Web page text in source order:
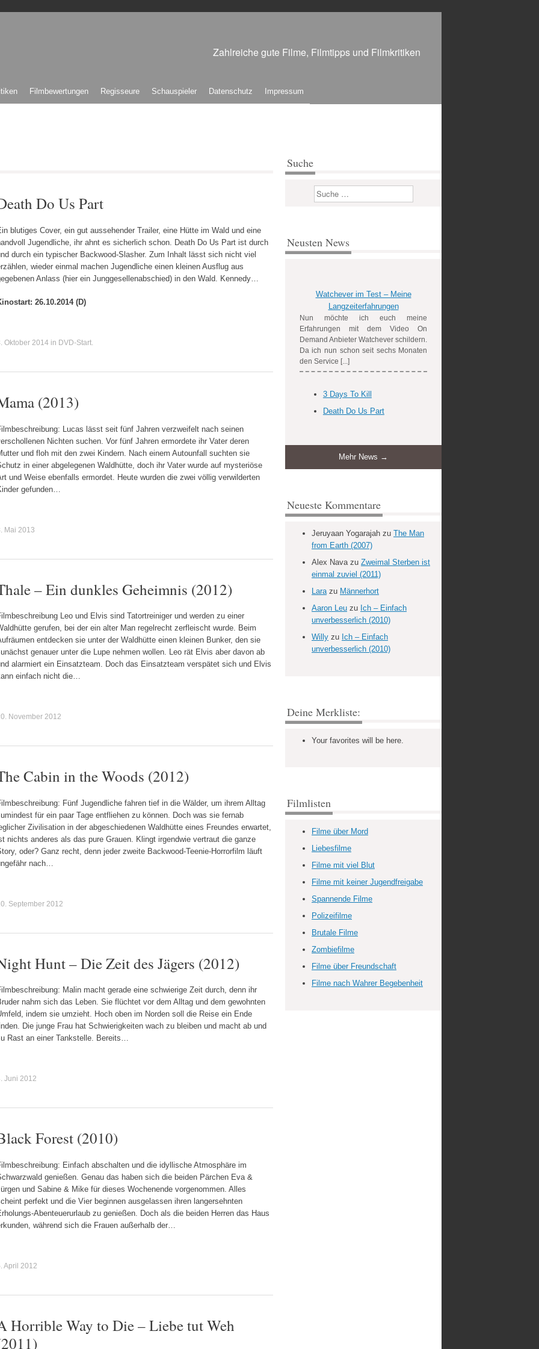
Zahlreiche gute Filme, Filmtipps und Filmkritiken
Filmbewertungen Regisseure Schauspieler Datenschutz Impressum
Do Us Part
blutiges Cover, ein gut aussehender Trailer, eine Hütte im Wald und eine
Jugendliche, ihr ahnt es sicherlich schon. Death Do Us Part ist durch
durch ein typischer Backwood-Slasher. Zum Inhalt lässt sich nicht viel
wieder einmal machen Jugendliche einen kleinen Ausflug aus
Anlass (hier ein Junggesellenabschied) in den Wald. Kennedy…
26.10.2014 (D)
Oktober 2014 in DVD-Start.
(2013)
Lucas lässt seit fünf Jahren verzweifelt nach seinen
Nichten suchen. Vor fünf Jahren ermordete ihr Vater deren
und floh mit den zwei Kindern. Nach einem Autounfall suchten sie
in einer abgelegenen Waldhütte, doch ihr Vater wurde auf mysteriöse
und Weise ebenfalls ermordet. Heute wurden die zwei völlig verwilderten
gefunden…
Mai 2013
– Ein dunkles Geheimnis (2012)
Leo und Elvis sind Tatortreiniger und werden zu einer
gerufen, bei der ein alter Man regelrecht zerfleischt wurde. Beim
entdecken sie unter der Waldhütte einen kleinen Bunker, den sie
genauer unter die Lupe nehmen wollen. Leo rät Elvis aber davon ab
alarmiert ein Einsatzteam. Doch das Einsatzteam verspätet sich und Elvis
einfach nicht die…
November 2012
Cabin in the Woods (2012)
Fünf Jugendliche fahren tief in die Wälder, um ihrem Alltag
für ein paar Tage entfliehen zu können. Doch was sie fernab
Zivilisation in der abgeschiedenen Waldhütte eines Freundes erwartet,
nichts anderes als das pure Grauen. Klingt irgendwie vertraut die ganze
oder? Ganz recht, denn jeder zweite Backwood-Teenie-Horrorfilm läuft
nach…
September 2012
Hunt – Die Zeit des Jägers (2012)
Malin macht gerade eine schwierige Zeit durch, denn ihr
nahm sich das Leben. Sie flüchtet vor dem Alltag und dem gewohnten
indem sie umzieht. Hoch oben im Norden soll die Reise ein Ende
Die junge Frau hat Schwierigkeiten wach zu bleiben und macht ab und
Rast an einer Tankstelle. Bereits…
Juni 2012
Forest (2010)
Einfach abschalten und die idyllische Atmosphäre im
genießen. Genau das haben sich die beiden Pärchen Eva &
und Sabine & Mike für dieses Wochenende vorgenommen. Alles
perfekt und die Vier beginnen ausgelassen ihren langersehnten
Abenteuerurlaub zu genießen. Doch als die beiden Herren das Haus
während sich die Frauen außerhalb der…
April 2012
Horrible Way to Die – Liebe tut Weh
Suche
Suchen
Neusten News
Watchever im Test – Meine
Langzeiterfahrungen
Nun möchte ich euch meine
Erfahrungen mit dem Video On
Demand Anbieter Watchever schildern.
Da ich nun schon seit sechs Monaten
den Service [...]
3 Days To Kill
Death Do Us Part
Mehr News →
Neueste Kommentare
Jeruyaan Yogarajah zu The Man
from Earth (2007)
Alex Navazu Zweimal Sterben ist
einmal zuviel (2011)
Larazu Männerhort
Aaron Leu zu Ich – Einfach
unverbesserlich (2010)
Willy zu Ich – Einfach
unverbesserlich (2010)
Deine Merkliste:
Your favorites will be here.
Filmlisten
Filme über Mord
Liebesfilme
Filme mit viel Blut
Filme mit keiner Jugendfreigabe
Spannende Filme
Polizeifilme
Brutale Filme
Zombiefilme
Filme über Freundschaft
Filme nach Wahrer Begebenheit